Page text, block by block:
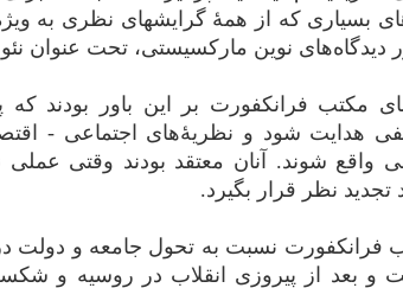
بسیاری که از همهٔ گرایشهای نظری به
دیدگاه‌های نوین مارکسیستی، تحت عنوان
مکتب فرانکفورت بر این باور بودند
هدایت شود و نظریهٔ‌های اجتماعی -
واقع شوند. آنان معتقد بودند وقتی
تجدید نظر قرار بگیرد.
فرانکفورت نسبت به تحول جامعه و دولت
و بعد از پیروزی انقلاب در روسیه و